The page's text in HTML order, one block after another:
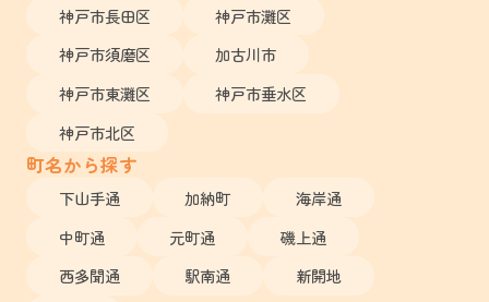
神戸市長田区
神戸市灘区
神戸市須磨区
加古川市
神戸市東灘区
神戸市垂水区
神戸市北区
町名から探す
下山手通 加納町
海岸通
中町通
元町通
磯上通
西多聞通
駅南通
新開地